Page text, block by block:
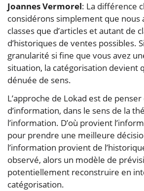
Joannes Vermorel: La différence
considérons simplement que nous
classes que d’articles et autant de
d’historiques de ventes possibles.
granularité si fine que vous avez
situation, la catégorisation devient
dénuée de sens.
L’approche de Lokad est de
d’information, dans le sens de la
l’information. D’où provient
pour prendre une meilleure
l’information provient de
observé, alors un modèle de
potentiellement reconstruire en
catégorisation.